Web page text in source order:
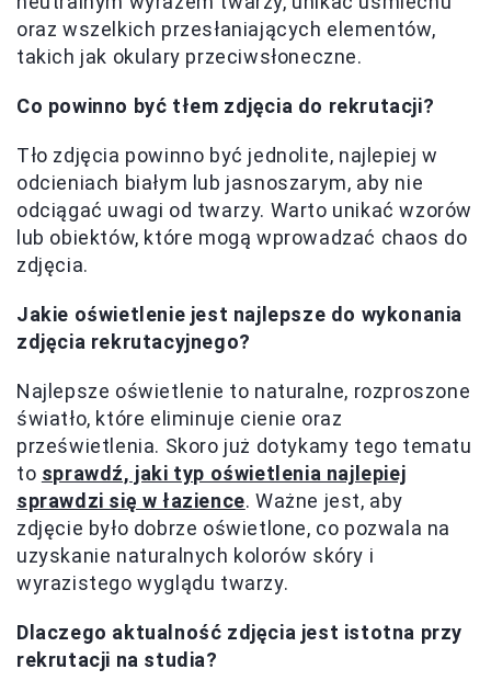
oraz wszelkich przesłaniających elementów,
takich jak okulary przeciwsłoneczne.
Co powinno być tłem zdjęcia do rekrutacji?
Tło zdjęcia powinno być jednolite, najlepiej w
odcieniach białym lub jasnoszarym, aby nie
odciągać uwagi od twarzy. Warto unikać wzorów
lub obiektów, które mogą wprowadzać chaos do
zdjęcia.
Jakie oświetlenie jest najlepsze do wykonania
zdjęcia rekrutacyjnego?
Najlepsze oświetlenie to naturalne, rozproszone
światło, które eliminuje cienie oraz
prześwietlenia. Skoro już dotykamy tego tematu
to sprawdź, jaki typ oświetlenia najlepiej
sprawdzi się w łazience. Ważne jest, aby
zdjęcie było dobrze oświetlone, co pozwala na
uzyskanie naturalnych kolorów skóry i
wyrazistego wyglądu twarzy.
Dlaczego aktualność zdjęcia jest istotna przy
rekrutacji na studia?